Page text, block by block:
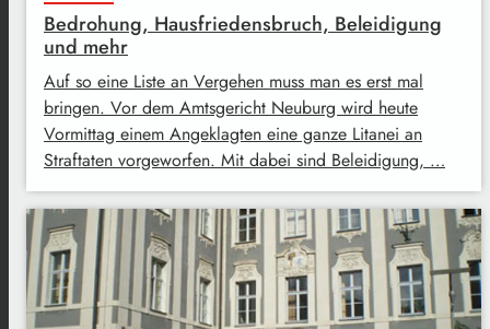
Bedrohung, Hausfriedensbruch, Beleidigung
und mehr
Auf so eine Liste an Vergehen muss man es erst mal
bringen. Vor dem Amtsgericht Neuburg wird heute
Vormittag einem Angeklagten eine ganze Litanei an
Straftaten vorgeworfen. Mit dabei sind Beleidigung, …